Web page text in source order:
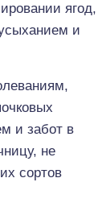
ягод,
и
и забот в
не
сортов